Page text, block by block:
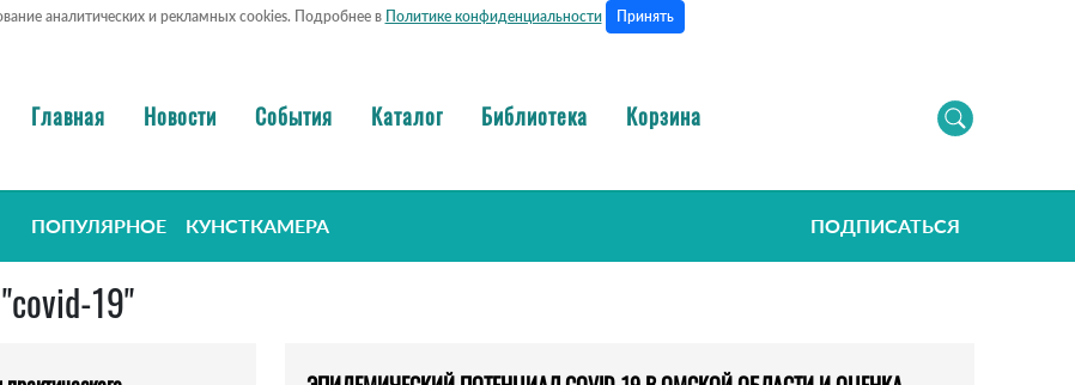
аналитических и рекламных cookies. Подробнее в Политике конфиденциальности Принять
Главная Новости События Каталог Библиотека Корзина
ПОПУЛЯРНОЕ КУНСТКАМЕРА ПОДПИСАТЬСЯ
19"